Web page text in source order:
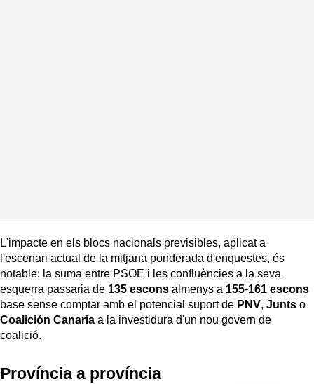
L'impacte en els blocs nacionals previsibles, aplicat a
l'escenari actual de la mitjana ponderada d'enquestes, és
notable: la suma entre PSOE i les confluències a la seva
esquerra passaria de 135 escons almenys a 155-161 escons
base sense comptar amb el potencial suport de PNV, Junts o
Coalición Canaria a la investidura d'un nou govern de
coalició.
Província a província